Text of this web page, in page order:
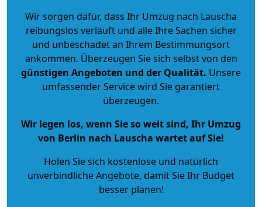
Wir sorgen dafür, dass Ihr Umzug nach Lauscha
reibungslos verläuft und alle Ihre Sachen sicher
und unbeschadet an Ihrem Bestimmungsort
ankommen. Überzeugen Sie sich selbst von den
günstigen Angeboten und der Qualität. Unsere
umfassender Service wird Sie garantiert
überzeugen.
Wir legen los, wenn Sie so weit sind, Ihr Umzug
von Berlin nach Lauscha wartet auf Sie!
Holen Sie sich kostenlose und natürlich
unverbindliche Angebote, damit Sie Ihr Budget
besser planen!